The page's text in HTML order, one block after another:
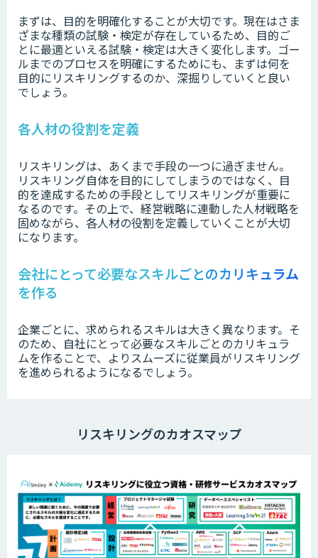
まずは、目的を明確化することが大切です。現在はさま
ざまな種類の試験・検定が存在しているため、目的ご
とに最適といえる試験・検定は大きく変化します。ゴー
ルまでのプロセスを明確にするためにも、まずは何を
目的にリスキリングするのか、深掘りしていくと良い
でしょう。
各人材の役割を定義
リスキリングは、あくまで手段の一つに過ぎません。
リスキリング自体を目的にしてしまうのではなく、目
的を達成するための手段としてリスキリングが重要に
なるのです。その上で、経営戦略に連動した人材戦略を
固めながら、各人材の役割を定義していくことが大切
になります。
会社にとって必要なスキルごとのカリキュラム
を作る
企業ごとに、求められるスキルは大きく異なります。そ
のため、自社にとって必要なスキルごとのカリキュラ
ムを作ることで、よりスムーズに従業員がリスキリング
を進められるようになるでしょう。
リスキリングのカオスマップ